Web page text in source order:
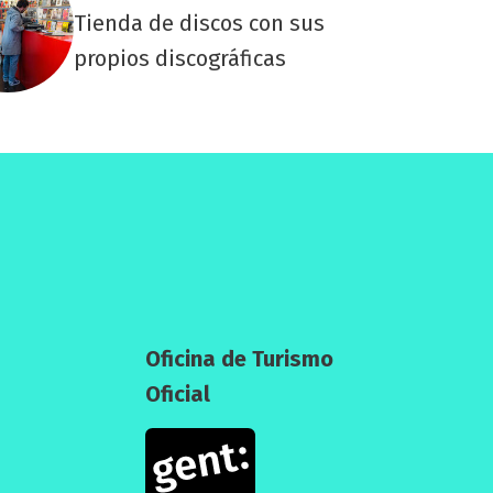
Tienda de discos con sus
propios discográficas
Oficina de Turismo
Oficial